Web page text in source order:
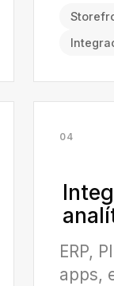
04
ERP,
apps,